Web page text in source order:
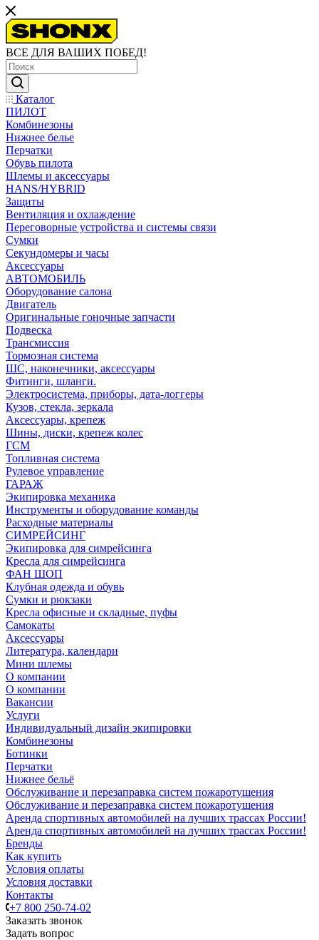
ВСЕ ДЛЯ ВАШИХ ПОБЕД!
Каталог
ПИЛОТ
Комбинезоны
Нижнее белье
Перчатки
Обувь пилота
Шлемы и аксессуары
HANS/HYBRID
Защиты
Вентиляция и охлаждение
Переговорные устройства и системы связи
Сумки
Секундомеры и часы
Аксессуары
АВТОМОБИЛЬ
Оборудование салона
Двигатель
Оригинальные гоночные запчасти
Подвеска
Трансмиссия
Тормозная система
ШС, наконечники, аксессуары
Фитинги, шланги.
Электросистема, приборы, дата-логгеры
Кузов, стекла, зеркала
Аксессуары, крепеж
Шины, диски, крепеж колес
ГСМ
Топливная система
Рулевое управление
ГАРАЖ
Экипировка механика
Инструменты и оборудование команды
Расходные материалы
СИМРЕЙСИНГ
Экипировка для симрейсинга
Кресла для симрейсинга
ФАН ШОП
Клубная одежда и обувь
Сумки и рюкзаки
Кресла офисные и складные, пуфы
Самокаты
Аксессуары
Литература, календари
Мини шлемы
О компании
О компании
Вакансии
Услуги
Индивидуальный дизайн экипировки
Комбинезоны
Ботинки
Перчатки
Нижнее бельё
Обслуживание и перезаправка систем пожаротушения
Обслуживание и перезаправка систем пожаротушения
Аренда спортивных автомобилей на лучших трассах России!
Аренда спортивных автомобилей на лучших трассах России!
Бренды
Как купить
Условия оплаты
Условия доставки
Контакты
+7 800 250-74-02
Заказать звонок
Задать вопрос